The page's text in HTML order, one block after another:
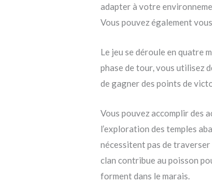
adapter à votre
Vous pouvez également
Le jeu se déroule en quatre
phase de tour, vous utilisez
de gagner des points de
Vous pouvez accomplir des
l’exploration des temples
nécessitent pas de
clan contribue au poisson
forment dans le marais.